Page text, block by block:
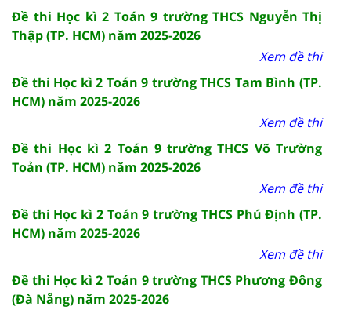
Đề thi Học kì 2 Toán 9 trường THCS Nguyễn Thị
Thập (TP. HCM) năm 2025-2026
Xem đề thi
Đề thi Học kì 2 Toán 9 trường THCS Tam Bình (TP.
HCM) năm 2025-2026
Xem đề thi
Đề thi Học kì 2 Toán 9 trường THCS Võ Trường
Toản (TP. HCM) năm 2025-2026
Xem đề thi
Đề thi Học kì 2 Toán 9 trường THCS Phú Định (TP.
HCM) năm 2025-2026
Xem đề thi
Đề thi Học kì 2 Toán 9 trường THCS Phương Đông
(Đà Nẵng) năm 2025-2026